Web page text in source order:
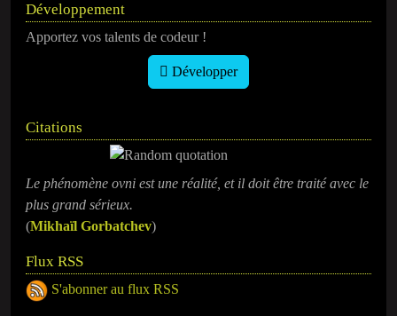
Développement
Apportez vos talents de codeur !
Développer
Citations
Le phénomène ovni est une réalité, et il doit être traité avec le
plus grand sérieux.
(Mikhaïl Gorbatchev)
Flux RSS
S'abonner au flux RSS